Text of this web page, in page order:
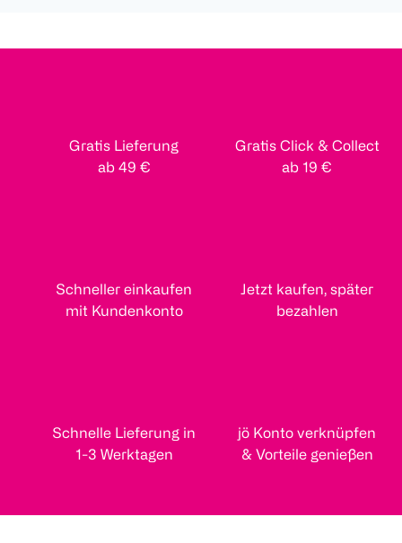
Gratis Lieferung
ab 49 €
Gratis Click & Collect
ab 19 €
Schneller einkaufen
mit Kundenkonto
Jetzt kaufen, später
bezahlen
Schnelle Lieferung in
1-3 Werktagen
jö Konto verknüpfen
& Vorteile genießen